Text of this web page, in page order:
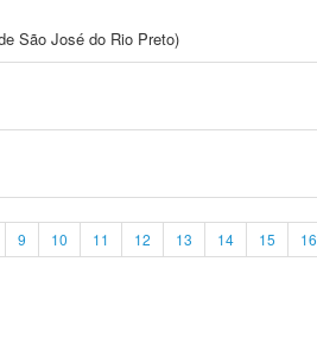
São José do Rio Preto)
9 10 11 12 13 14 15 16